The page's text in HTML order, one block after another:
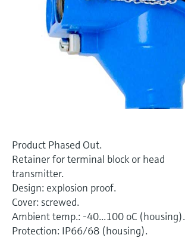
Device Viewer
Löydä tuotekohtaiset tiedot ja
dokumentaatio.
Löydä varaosat tuotteen juuren, tilauskoodin
Mikroaaltomittaus
Memosens technology
päätöksentekoa tukevan prosessin
läpinäkyvyyden ansiosta
Product Phased Out.
Retainer for terminal block or head
transmitter.
Design: explosion proof.
Cover: screwed.
Ambient temp.: -40...100 oC (housing).
Protection: IP66/68 (housing).